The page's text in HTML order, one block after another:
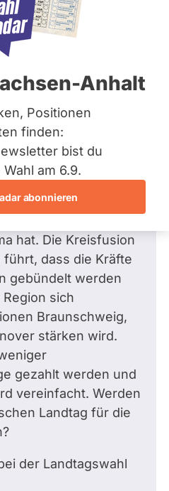
Anhalt
Positionen
finden:
bist du
am 6.9.
abonnieren
weil
aktive
hat.
•
Kahlbrandt von
Staat und
in der kommenden
ein Gesetz
dass die Fusion
hat. Die Kreisfusion
dass die Kräfte
gebündelt werden
sich
Braunschweig,
stärken wird.
gezahlt werden und
vereinfacht. Werden
Landtag für die
der Landtagswahl